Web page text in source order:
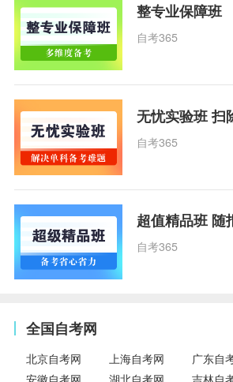
整专业保障班
自考365
无忧实验班 扫
自考365
超值精品班 随
自考365
全国自考网
北京自考网 上海自考网 广东自
安徽自考网
湖北自考网 吉林自